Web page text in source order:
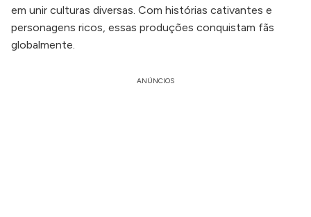
em unir culturas diversas. Com histórias cativantes e
personagens ricos, essas produções conquistam fãs
globalmente.
ANÚNCIOS